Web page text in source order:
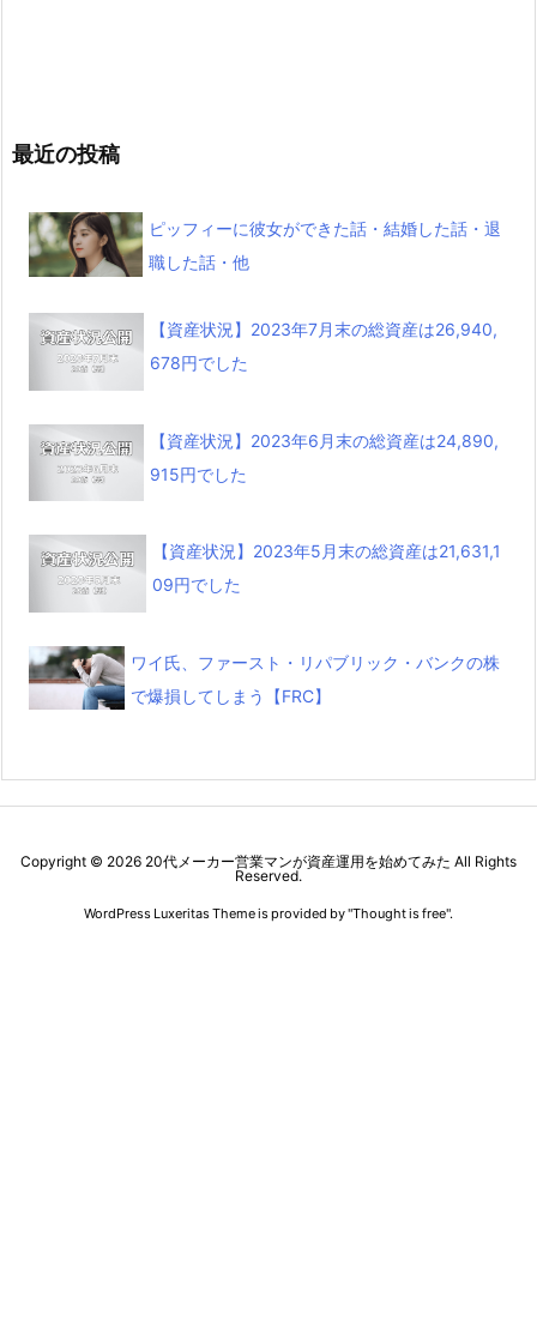
最近の投稿
ピッフィーに彼女ができた話・結婚した話・退
職した話・他
【資産状況】2023年7月末の総資産は26,940,
678円でした
【資産状況】2023年6月末の総資産は24,890,
915円でした
【資産状況】2023年5月末の総資産は21,631,1
09円でした
ワイ氏、ファースト・リパブリック・バンクの株
で爆損してしまう【FRC】
Copyright © 2026 20代メーカー営業マンが資産運用を始めてみた All Rights
Reserved.
WordPress Luxeritas Theme is provided by "Thought is free".